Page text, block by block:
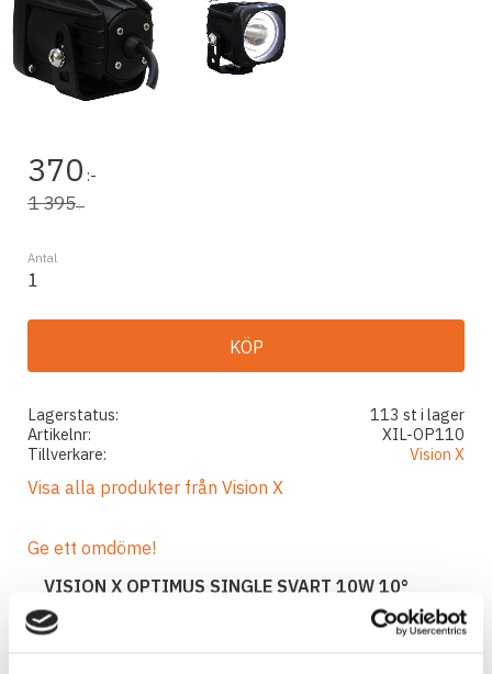
Nedsatt pris:
370 :-
Ordinarie pris:
1 395:-
Antal
KÖP
Lagerstatus
113 st i lager
Artikelnr
XIL-OP110
Tillverkare
Vision X
Visa alla produkter från Vision X
Ge ett omdöme!
VISION X OPTIMUS SINGLE SVART 10W 10°
Vision X Optimus har den nya reflektor tekniken